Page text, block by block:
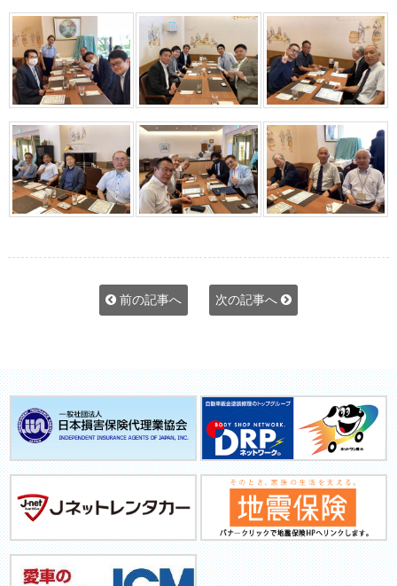
前の記事へ 次の記事へ